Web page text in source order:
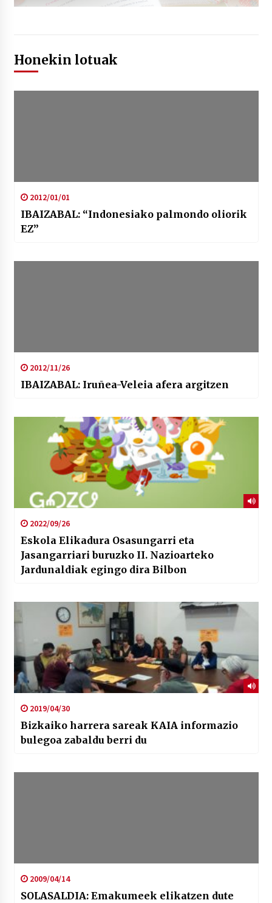
Honekin lotuak
2012/01/01
IBAIZABAL: “Indonesiako palmondo oliorik
EZ”
2012/11/26
IBAIZABAL: Iruñea-Veleia afera argitzen
2022/09/26
Eskola Elikadura Osasungarri eta
Jasangarriari buruzko II. Nazioarteko
Jardunaldiak egingo dira Bilbon
2019/04/30
Bizkaiko harrera sareak KAIA informazio
bulegoa zabaldu berri du
2009/04/14
SOLASALDIA: Emakumeek elikatzen dute